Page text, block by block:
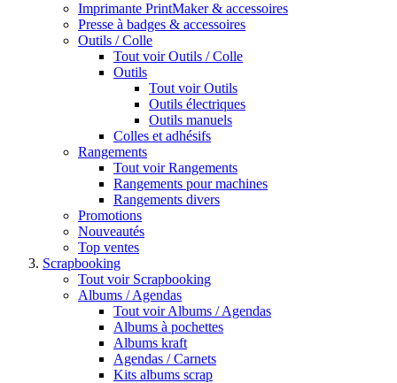
Imprimante PrintMaker & accessoires
Presse à badges & accessoires
Outils / Colle
Tout voir Outils / Colle
Outils
Tout voir Outils
Outils électriques
Outils manuels
Colles et adhésifs
Rangements
Tout voir Rangements
Rangements pour machines
Rangements divers
Promotions
Nouveautés
Top ventes
Scrapbooking
Tout voir Scrapbooking
Albums / Agendas
Tout voir Albums / Agendas
Albums à pochettes
Albums kraft
Agendas / Carnets
Kits albums scrap